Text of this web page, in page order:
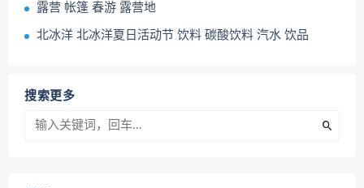
露营 帐篷 春游 露营地
北冰洋 北冰洋夏日活动节 饮料 碳酸饮料 汽水 饮品
搜索更多